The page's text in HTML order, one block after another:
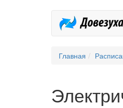
Главная